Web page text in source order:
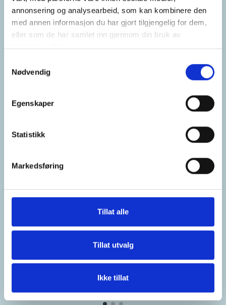
annonsering og analysearbeid, som kan kombinere den
med annen informasjon du har gjort tilgjengelig for dem,
eller som de har samlet inn gjennom din bruk av
tjenestene deres.
Nødvendig
Egenskaper
Statistikk
Markedsføring
Tillat alle
Tillat utvalg
Ikke tillat